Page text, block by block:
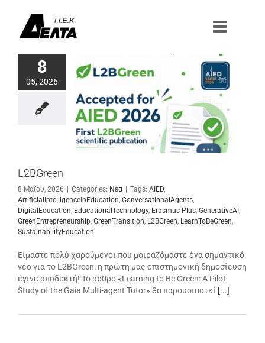
περιεχόμενο
8
05, 2026
L2BGreen
8 Μαΐου, 2026 | Categories: Νέα | Tags: AIED,
ArtificialIntelligenceInEducation ConversationalAgents
DigitalEducation EducationalTechnology, Erasmus Plus GenerativeAI
GreenEntrepreneurship GreenTransition L2BGreen LearnToBeGreen
SustainabilityEducation
Είμαστε πολύ χαρούμενοι που μοιραζόμαστε ένα σημαντικό
νέο για το L2BGreen: η πρώτη μας επιστημονική δημοσίευση
έγινε αποδεκτή! Το άρθρο «Learning to Be Green: A Pilot
Study of the Gaia Multi-agent Tutor» θα παρουσιαστεί [...]